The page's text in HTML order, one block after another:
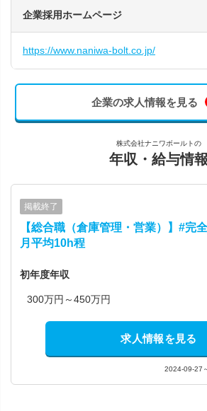
企業採用ホームページ
https://www.naniwa-bolt.co.jp/
企業の求人情報を見る
株式会社ナニワボールトの
年収・給与情報
掲載終了
【総合職（倉庫管理・営業）】#完
月平均10h程
初年度年収
300万円～450万円
求人情報を見る
2024-09-27